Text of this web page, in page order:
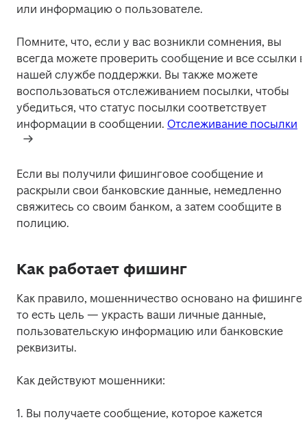
или информацию о пользователе.
Помните, что, если у вас возникли сомнения, вы
всегда можете проверить сообщение и все ссылки в
нашей службе поддержки. Вы также можете
воспользоваться отслеживанием посылки, чтобы
убедиться, что статус посылки соответствует
информации в сообщении. Отслеживание посылки
Если вы получили фишинговое сообщение и
раскрыли свои банковские данные, немедленно
свяжитесь со своим банком, а затем сообщите в
полицию.
Как работает фишинг
Как правило, мошенничество основано на фишинге,
то есть цель — украсть ваши личные данные,
пользовательскую информацию или банковские
реквизиты.
Как действуют мошенники:
1. Вы получаете сообщение, которое кажется